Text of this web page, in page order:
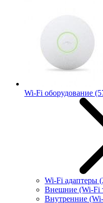
Wi-Fi оборудование
Wi-Fi адаптеры
Внешние (Wi-Fi
Внутренние